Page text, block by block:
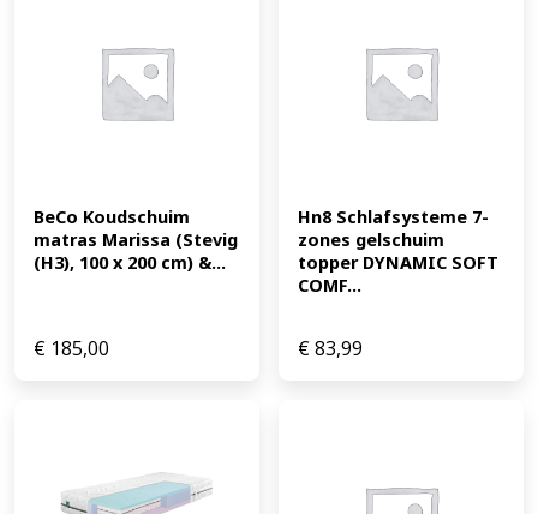
BeCo Koudschuim
matras Marissa (Stevig
(H3), 100 x 200 cm) &...
€ 185,00
Hn8 Schlafsysteme 7-
zones gelschuim
topper DYNAMIC SOFT
COMF...
€83,99